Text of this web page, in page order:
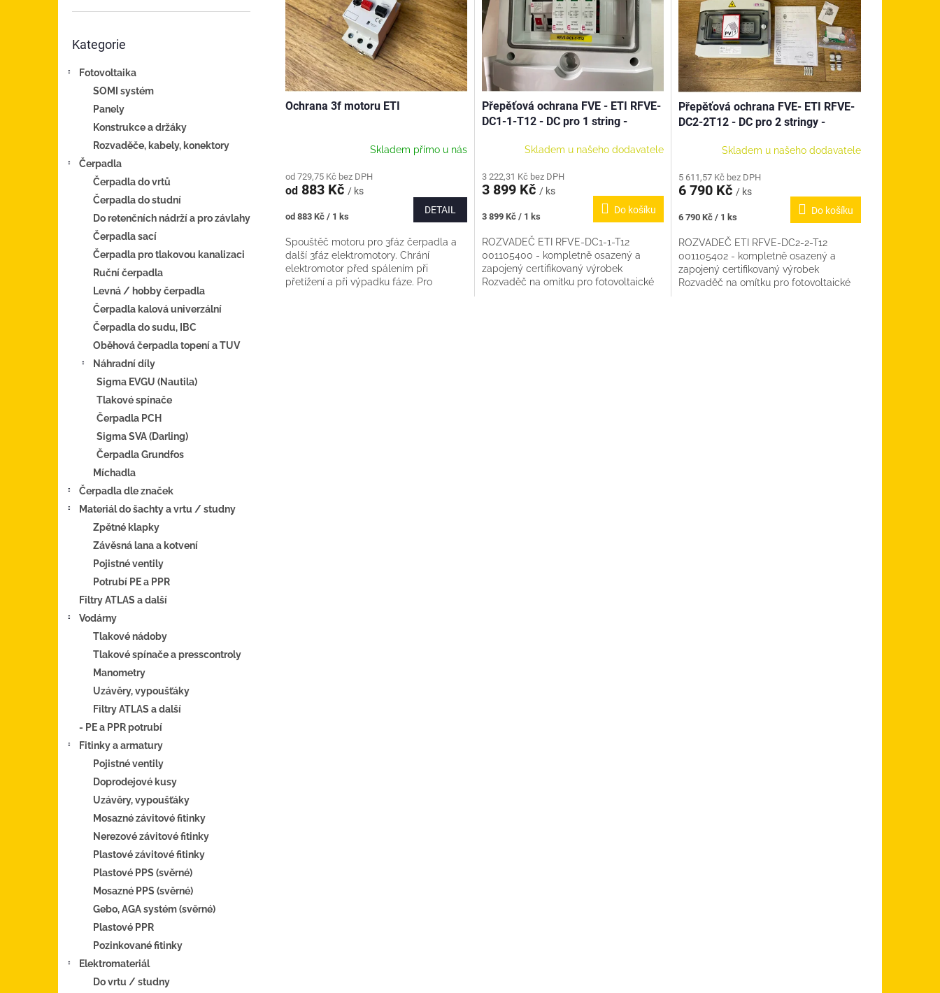
kategorie
Kategorie
Fotovoltaika
SOMI systém
Panely
Konstrukce a držáky
Rozvaděče, kabely, konektory
Čerpadla
Čerpadla do vrtů
Čerpadla do studní
Do retenčních nádrží a pro závlahy
Čerpadla sací
Čerpadla pro tlakovou kanalizaci
Ruční čerpadla
Levná / hobby čerpadla
Čerpadla kalová univerzální
Čerpadla do sudu, IBC
Oběhová čerpadla topení a TUV
Náhradní díly
Sigma EVGU (Nautila)
Tlakové spínače
Čerpadla PCH
Sigma SVA (Darling)
Čerpadla Grundfos
Míchadla
Čerpadla dle značek
Materiál do šachty a vrtu / studny
Zpětné klapky
Závěsná lana a kotvení
Pojistné ventily
Potrubí PE a PPR
Filtry ATLAS a další
Vodárny
Tlakové nádoby
Tlakové spínače a presscontroly
Manometry
Uzávěry, vypoušťáky
Filtry ATLAS a další
- PE a PPR potrubí
Fitinky a armatury
Pojistné ventily
Doprodejové kusy
Uzávěry, vypoušťáky
Mosazné závitové fitinky
Nerezové závitové fitinky
Plastové závitové fitinky
Plastové PPS (svěrné)
Mosazné PPS (svěrné)
Gebo, AGA systém (svěrné)
Plastové PPR
Pozinkované fitinky
Elektromateriál
Do vrtu / studny
Ochrana 3f motoru ETI
Skladem přímo u nás
od 729,75 Kč bez DPH
od 883 Kč / ks
Měrná
od 883 Kč / 1 ks
DETAIL
Spouštěč motoru pro 3fáz čerpadla a
další 3fáz elektromotory. Chrání
elektromotor před spálením při
přetížení a při výpadku fáze. Pro
Přepěťová ochrana FVE - ETI RFVE-
DC1-1-T12 - DC pro 1 string -
Skladem u našeho dodavatele
3 222,31 Kč bez DPH
3 899 Kč / ks
Měrná
3 899 Kč / 1 ks
Do košíku
ROZVADEČ ETI RFVE-DC1-1-T12
001105400 - kompletně osazený a
zapojený certifikovaný výrobek
Rozvaděč na omítku pro fotovoltaické
Přepěťová ochrana FVE- ETI RFVE-
DC2-2T12 - DC pro 2 stringy -
Skladem u našeho dodavatele
5 611,57 Kč bez DPH
6 790 Kč / ks
Měrná
6 790 Kč / 1 ks
Do košíku
ROZVADEČ ETI RFVE-DC2-2-T12
001105402 - kompletně osazený a
zapojený certifikovaný výrobek
Rozvaděč na omítku pro fotovoltaické